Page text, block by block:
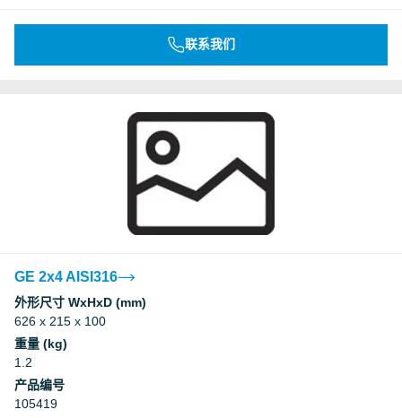
联系我们
GE 2x4 AISI316
外形尺寸 WxHxD (mm)
626 x 215 x 100
重量 (kg)
1.2
产品编号
105419